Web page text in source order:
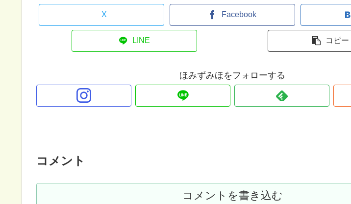
X Facebook
LINE コピー
ほみずみほをフォローする
コメント
コメントを書き込む